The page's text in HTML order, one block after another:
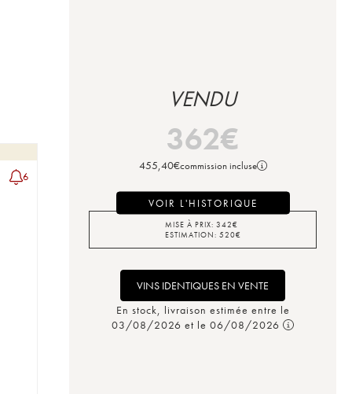
6
VENDU
362€
455,40€commission incluse
VOIR L'HISTORIQUE
MISE À PRIX: 342€
ESTIMATION: 520€
VINS IDENTIQUES EN VENTE
En stock, livraison estimée entre le
03/08/2026 et le 06/08/2026